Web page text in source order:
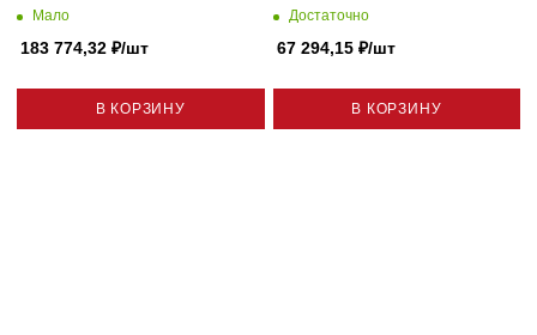
Мало
183 774,32 ₽/шт
В КОРЗИНУ
Достаточно
67 294,15₽/шт
В КОРЗИНУ